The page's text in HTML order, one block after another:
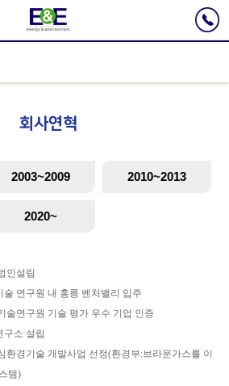
회사연혁
2003~2009 2010~2013
2020~
인설립
술 연구원 내 홍릉 벤처밸리 입주
술연구원 기술 평가 우수 기업 인증
구소 설립
환경기술 개발사업 선정(환경부:브라운가스를 이
템)